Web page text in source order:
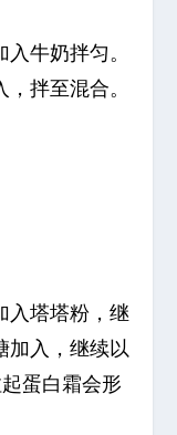
牛奶拌匀。
拌至混合。
入塔塔粉，继
加入，继续以
蛋白霜会形